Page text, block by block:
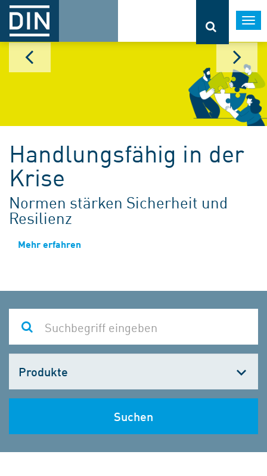
Handlungsfähig in der
Krise
Normen stärken Sicherheit und
Resilienz
Mehr erfahren
wählen
Suchen